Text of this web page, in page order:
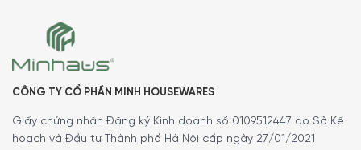
CÔNG TY CỔ PHẦN MINH HOUSEWARES
Giấy chứng nhận Đăng ký Kinh doanh số 0109512447 do Sở Kế
hoạch và Đầu tư Thành phố Hà Nội cấp ngày 27/01/2021